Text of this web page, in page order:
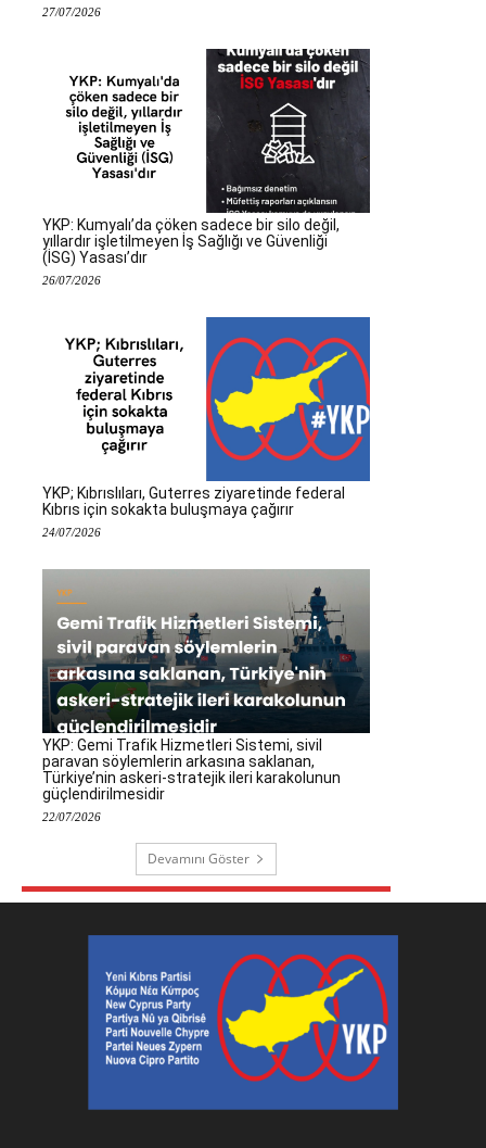
27/07/2026
YKP: Kumyalı’da çöken sadece bir silo değil,
yıllardır işletilmeyen İş Sağlığı ve Güvenliği
(İSG) Yasası’dır
26/07/2026
YKP; Kıbrıslıları, Guterres ziyaretinde federal
Kıbrıs için sokakta buluşmaya çağırır
24/07/2026
YKP: Gemi Trafik Hizmetleri Sistemi, sivil
paravan söylemlerin arkasına saklanan,
Türkiye’nin askeri-stratejik ileri karakolunun
güçlendirilmesidir
22/07/2026
Devamını Göster